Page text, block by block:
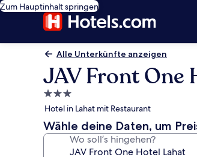
Zum Hauptinhalt springen
Alle Unterkünfte anzeigen
JAV Front One
3.0-
Sterne-
Unterkunft
Hotel in Lahat mit Restaurant
Wähle deine Daten, um
Wo soll’s hingehen?